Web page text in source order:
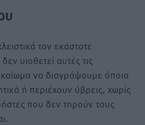
τον εκάστοτε
υιοθετεί αυτές τις
να διαγράψουμε όποια
ή περιέχουν ύβρεις, χωρίς
που δεν τηρούν τους